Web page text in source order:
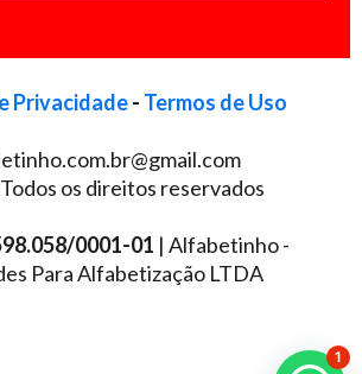
Privacidade- Termos de Uso
os direitos reservados
0001-01 | Alfabetinho -
Para Alfabetização LTDA
1